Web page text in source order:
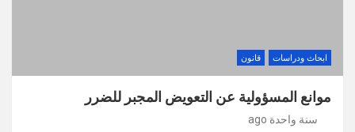
ابحاث ودراسات قانون
موانع المسؤولية عن التعويض المجبر للضرر
سنة واحدة ago